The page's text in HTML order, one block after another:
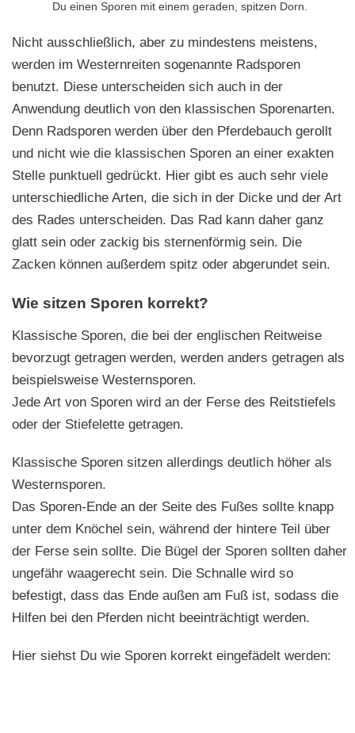
Du einen Sporen mit einem geraden, spitzen Dorn.
Nicht ausschließlich, aber zu mindestens meistens,
werden im Westernreiten sogenannte Radsporen
benutzt. Diese unterscheiden sich auch in der
Anwendung deutlich von den klassischen Sporenarten.
Denn Radsporen werden über den Pferdebauch gerollt
und nicht wie die klassischen Sporen an einer exakten
Stelle punktuell gedrückt. Hier gibt es auch sehr viele
unterschiedliche Arten, die sich in der Dicke und der Art
des Rades unterscheiden. Das Rad kann daher ganz
glatt sein oder zackig bis sternenförmig sein. Die
Zacken können außerdem spitz oder abgerundet sein.
Wie sitzen Sporen korrekt?
Klassische Sporen, die bei der englischen Reitweise
bevorzugt getragen werden, werden anders getragen als
beispielsweise Westernsporen.
Jede Art von Sporen wird an der Ferse des Reitstiefels
oder der Stiefelette getragen.
Klassische Sporen sitzen allerdings deutlich höher als
Westernsporen.
Das Sporen-Ende an der Seite des Fußes sollte knapp
unter dem Knöchel sein, während der hintere Teil über
der Ferse sein sollte. Die Bügel der Sporen sollten daher
ungefähr waagerecht sein. Die Schnalle wird so
befestigt, dass das Ende außen am Fuß ist, sodass die
Hilfen bei den Pferden nicht beeinträchtigt werden.
Hier siehst Du wie Sporen korrekt eingefädelt werden: